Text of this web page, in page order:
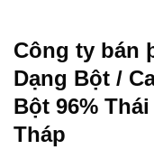
Công ty bán
Dạng Bột /
Bột 96%
Tháp